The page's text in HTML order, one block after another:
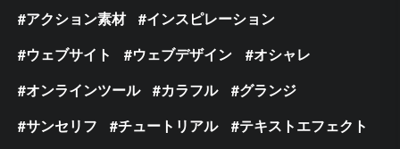
アクション素材
インスピレーション
ウェブサイト
ウェブデザイン
オシャレ
オンラインツール
カラフル
グランジ
サンセリフ
チュートリアル
テキストエフェクト